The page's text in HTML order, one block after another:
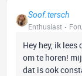
Soof.tersch
Enthusiast
Hey hey, ik
om te horen!
dat is ook